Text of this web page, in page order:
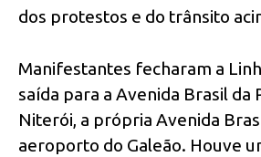
dos protestos e do trânsito
Manifestantes fecharam a
saída para a Avenida Brasil da
Niterói, a própria Avenida
aeroporto do Galeão. Houve